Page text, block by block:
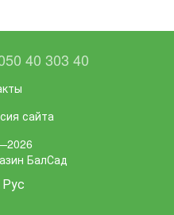
40 303 40
сайта
БалСад
Рус